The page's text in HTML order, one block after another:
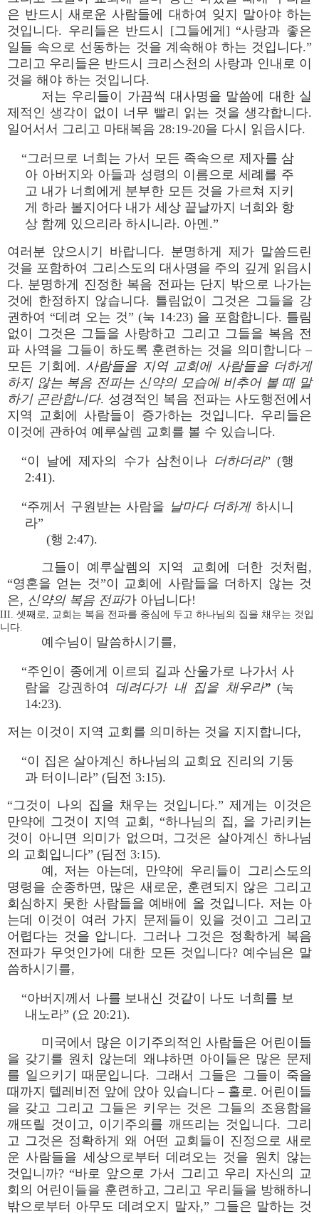
은 반드시 새로운 사람들에 대하여 잊지 말아야 하는
것입니다. 우리들은 반드시 [그들에게] “사랑과 좋은
일들 속으로 선동하는 것을 계속해야 하는 것입니다.”
그리고 우리들은 반드시 크리스천의 사랑과 인내로 이
것을 해야 하는 것입니다.
저는 우리들이 가끔씩 대사명을 말씀에 대한 실
제적인 생각이 없이 너무 빨리 읽는 것을 생각합니다.
일어서서 그리고 마태복음 28:19-20을 다시 읽읍시다.
“그러므로 너희는 가서 모든 족속으로 제자를 삼
아 아버지와 아들과 성령의 이름으로 세례를 주
고 내가 너희에게 분부한 모든 것을 가르쳐 지키
게 하라 볼지어다 내가 세상 끝날까지 너희와 항
상 함께 있으리라 하시니라. 아멘.”
여러분 앉으시기 바랍니다. 분명하게 제가 말씀드린
것을 포함하여 그리스도의 대사명을 주의 깊게 읽읍시
다. 분명하게 진정한 복음 전파는 단지 밖으로 나가는
것에 한정하지 않습니다. 틀림없이 그것은 그들을 강
권하여 “데려 오는 것” (눅 14:23) 을 포함합니다. 틀림
없이 그것은 그들을 사랑하고 그리고 그들을 복음 전
파 사역을 그들이 하도록 훈련하는 것을 의미합니다 –
모든 기회에. 사람들을 지역 교회에 사람들을 더하게
하지 않는 복음 전파는 신약의 모습에 비추어 볼 때 말
하기 곤란합니다. 성경적인 복음 전파는 사도행전에서
지역 교회에 사람들이 증가하는 것입니다. 우리들은
이것에 관하여 예루살렘 교회를 볼 수 있습니다.
“이 날에 제자의 수가 삼천이나 더하더라” (행
2:41).
“주께서 구원받는 사람을 날마다 더하게하시니
라”
(행 2:47).
그들이 예루살렘의 지역 교회에 더한 것처럼,
“영혼을 얻는 것”이 교회에 사람들을 더하지 않는 것
은, 신약의 복음 전파가 아닙니다!
III. 셋째로, 교회는 복음 전파를 중심에 두고 하나님의 집을 채우는 것입
니다.
예수님이 말씀하시기를,
“주인이 종에게 이르되 길과 산울가로 나가서 사
람을 강권하여 데려다가 내 집을 채우라”(눅
14:23).
저는 이것이 지역 교회를 의미하는 것을 지지합니다,
“이 집은 살아계신 하나님의 교회요 진리의 기둥
과 터이니라” (딤전 3:15).
“그것이 나의 집을 채우는 것입니다.” 제게는 이것은
만약에 그것이 지역 교회, “하나님의 집, 을 가리키는
것이 아니면 의미가 없으며, 그것은 살아계신 하나님
의 교회입니다” (딤전 3:15).
예, 저는 아는데, 만약에 우리들이 그리스도의
명령을 순종하면, 많은 새로운, 훈련되지 않은 그리고
회심하지 못한 사람들을 예배에 올 것입니다. 저는 아
는데 이것이 여러 가지 문제들이 있을 것이고 그리고
어렵다는 것을 압니다. 그러나 그것은 정확하게 복음
전파가 무엇인가에 대한 모든 것입니다? 예수님은 말
씀하시기를,
“아버지께서 나를 보내신 것같이 나도 너희를 보
내노라” (요 20:21).
미국에서 많은 이기주의적인 사람들은 어린이들
을 갖기를 원치 않는데 왜냐하면 아이들은 많은 문제
를 일으키기 때문입니다. 그래서 그들은 그들이 죽을
때까지 텔레비전 앞에 앉아 있습니다 – 홀로. 어린이들
을 갖고 그리고 그들은 키우는 것은 그들의 조용함을
깨뜨릴 것이고, 이기주의를 깨뜨리는 것입니다. 그리
고 그것은 정확하게 왜 어떤 교회들이 진정으로 새로
운 사람들을 세상으로부터 데려오는 것을 원치 않는
것입니까? “바로 앞으로 가서 그리고 우리 자신의 교
회의 어린이들을 훈련하고, 그리고 우리들을 방해하니
밖으로부터 아무도 데려오지 말자,” 그들은 말하는 것